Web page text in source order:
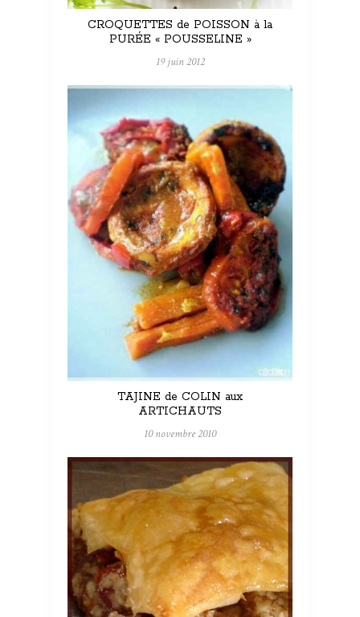
CROQUETTES de POISSON à la
PURÉE « POUSSELINE »
19 juin 2012
TAJINE de COLIN aux
ARTICHAUTS
10 novembre 2010